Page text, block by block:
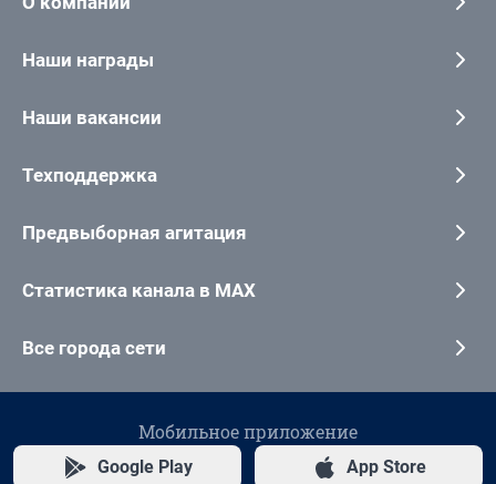
Наши награды
Наши вакансии
Техподдержка
Предвыборная агитация
Статистика канала в MAX
Все города сети
Мобильное приложение
Google Play App Store